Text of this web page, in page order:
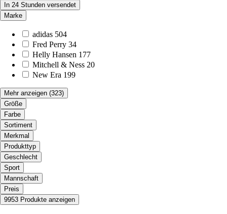
In 24 Stunden versendet
Marke
adidas 504
Fred Perry 34
Helly Hansen 177
Mitchell & Ness 20
New Era 199
Mehr anzeigen (323)
Größe
Farbe
Sortiment
Merkmal
Produkttyp
Geschlecht
Sport
Mannschaft
Preis
9953 Produkte anzeigen